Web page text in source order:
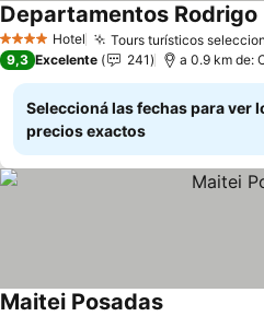
4 EstrellasHotel Tours turísticos
Departamentos Rodrigo
9,3 Excelente 241 a 0.9 km de:
Seleccioná las fechas para ver
precios exactos
Maitei Posadas